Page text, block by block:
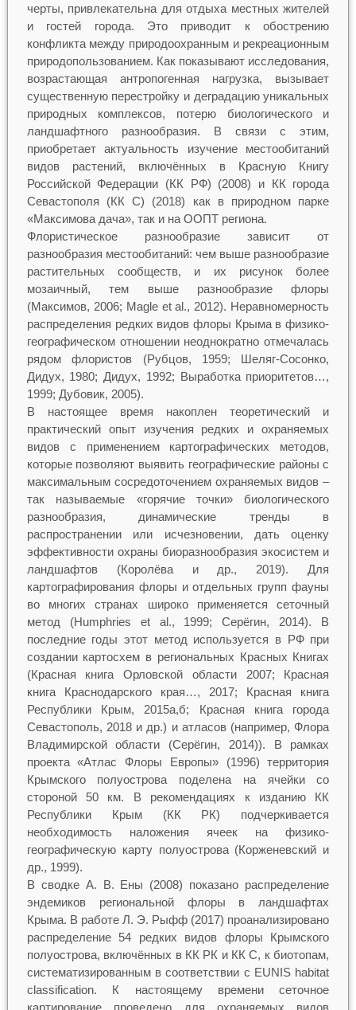
черты, привлекательна для отдыха местных жителей
и гостей города. Это приводит к обострению
конфликта между природоохранным и рекреационным
природопользованием. Как показывают исследования,
возрастающая антропогенная нагрузка, вызывает
существенную перестройку и деградацию уникальных
природных комплексов, потерю биологического и
ландшафтного разнообразия. В связи с этим,
приобретает актуальность изучение местообитаний
видов растений, включённых в Красную Книгу
Российской Федерации (КК РФ) (2008) и КК города
Севастополя (КК С) (2018) как в природном парке
«Максимова дача», так и на ООПТ региона.
Флористическое разнообразие зависит от
разнообразия местообитаний: чем выше разнообразие
растительных сообществ, и их рисунок более
мозаичный, тем выше разнообразие флоры
(Максимов, 2006; Magle et al., 2012). Неравномерность
распределения редких видов флоры Крыма в физико-
географическом отношении неоднократно отмечалась
рядом флористов (Рубцов, 1959; Шеляг-Сосонко,
Дидух, 1980; Дидух, 1992; Выработка приоритетов…,
1999; Дубовик, 2005).
В настоящее время накоплен теоретический и
практический опыт изучения редких и охраняемых
видов с применением картографических методов,
которые позволяют выявить географические районы с
максимальным сосредоточением охраняемых видов –
так называемые «горячие точки» биологического
разнообразия, динамические тренды в
распространении или исчезновении, дать оценку
эффективности охраны биоразнообразия экосистем и
ландшафтов (Королёва и др., 2019). Для
картографирования флоры и отдельных групп фауны
во многих странах широко применяется сеточный
метод (Humphries et al., 1999; Серёгин, 2014). В
последние годы этот метод используется в РФ при
создании картосхем в региональных Красных Книгах
(Красная книга Орловской области 2007; Красная
книга Краснодарского края…, 2017; Красная книга
Республики Крым, 2015а,б; Красная книга города
Севастополь, 2018 и др.) и атласов (например, Флора
Владимирской области (Серёгин, 2014)). В рамках
проекта «Атлас Флоры Европы» (1996) территория
Крымского полуострова поделена на ячейки со
стороной 50 км. В рекомендациях к изданию КК
Республики Крым (КК РК) подчеркивается
необходимость наложения ячеек на физико-
географическую карту полуострова (Корженевский и
др., 1999).
В сводке А. В. Ены (2008) показано распределение
эндемиков региональной флоры в ландшафтах
Крыма. В работе Л. Э. Рыфф (2017) проанализировано
распределение 54 редких видов флоры Крымского
полуострова, включённых в КК РК и КК С, к биотопам,
систематизированным в соответствии с EUNIS habitat
classification. К настоящему времени сеточное
картирование проведено для охраняемых видов